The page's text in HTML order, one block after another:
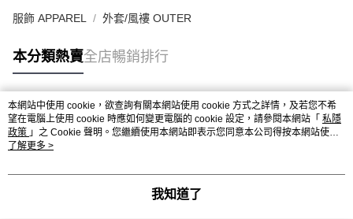
服飾 APPAREL 外套/風褸 OUTER
本分類熱賣全店暢銷排行
熱門標籤
熱銷排行
本網站中使用 cookie，欲查詢有關本網站使用 cookie 方式之詳情，及若您不希
望在電腦上使用 cookie 時應如何變更電腦的 cookie 設定，請參閱本網站「 私隱
政策 」之 Cookie 聲明。您繼續使用本網站即表示您同意本公司得按本網站使用
條款之 Cookie 聲明使用 cookie。
了解更多 >
我知道了